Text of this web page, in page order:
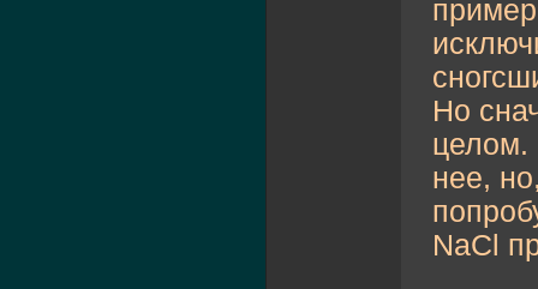
Но
целом.
нее,
NaCl